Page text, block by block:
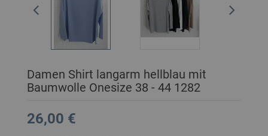
Damen Shirt langarm hellblau mit
Baumwolle Onesize 38 - 44 1282
26,00 €